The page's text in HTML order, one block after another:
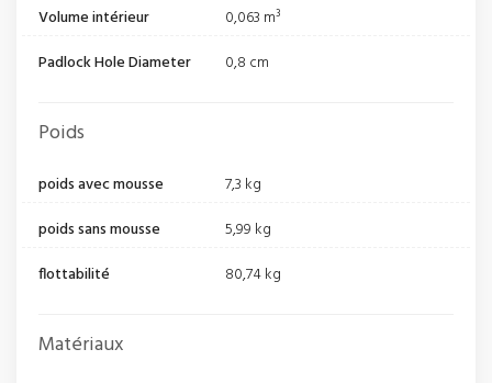
Volume intérieur
0,063 m³
Padlock Hole Diameter
0,8 cm
Poids
poids avec mousse
7,3 kg
poids sans mousse
5,99 kg
flottabilité
80,74 kg
Matériaux